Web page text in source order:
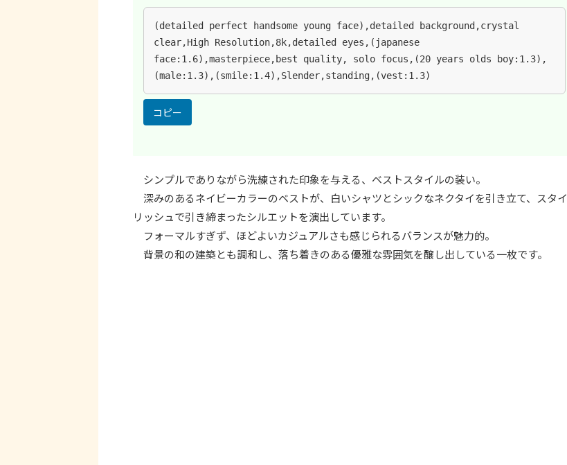
(detailed perfect handsome young face),detailed background,crystal
clear,High Resolution,8k,detailed eyes,(japanese
face:1.6),masterpiece,best quality, solo focus,(20 years olds boy:1.3),
(male:1.3),(smile:1.4),Slender,standing,(vest:1.3)
コピー
シンプルでありながら洗練された印象を与える、ベストスタイルの装い。
深みのあるネイビーカラーのベストが、白いシャツとシックなネクタイを引き立て、スタイ
リッシュで引き締まったシルエットを演出しています。
フォーマルすぎず、ほどよいカジュアルさも感じられるバランスが魅力的。
背景の和の建築とも調和し、落ち着きのある優雅な雰囲気を醸し出している一枚です。